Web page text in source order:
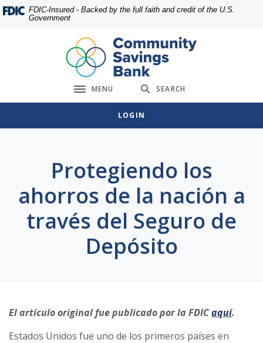
Home
footer
Download
Acrobat
view
FDIC-Insured - Backed by the full faith and credit of the U.S.
Government
Toggle navigation
MENU SEARCH
LOGIN
Protegiendo los
ahorros de la nación a
través del Seguro de
Depósito
El artículo original fue publicado por la FDICaquí.
Estados Unidos fue uno de los primeros países en